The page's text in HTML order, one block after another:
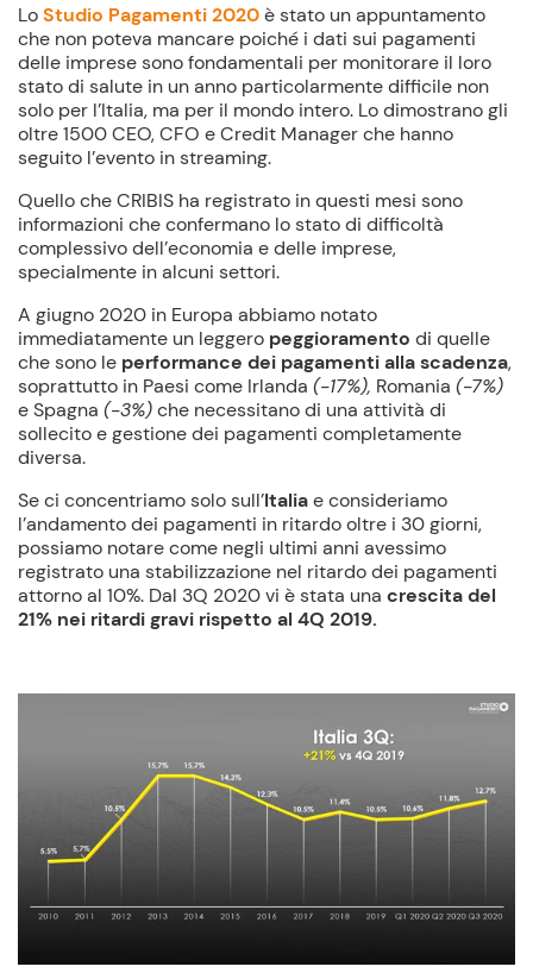
LoStudio Pagamenti 2020è stato un appuntamento
che non poteva mancare poiché i dati sui pagamenti
delle imprese sono fondamentali per monitorare il loro
stato di salute in un anno particolarmente difficile non
solo per l’Italia, ma per il mondo intero. Lo dimostrano gli
oltre 1500 CEO, CFO e Credit Manager che hanno
seguito l’evento in streaming.
Quello che CRIBIS ha registrato in questi mesi sono
informazioni che confermano lo stato di difficoltà
complessivo dell’economia e delle imprese,
specialmente in alcuni settori.
A giugno 2020 in Europa abbiamo notato
immediatamente un leggero peggioramento di quelle
che sono le performance dei pagamenti alla scadenza,
soprattutto in Paesi come Irlanda (-17%), Romania (-7%)
e Spagna (-3%)che necessitano di una attività di
sollecito e gestione dei pagamenti completamente
diversa.
Se ci concentriamo solo sull’Italiae consideriamo
l’andamento dei pagamenti in ritardo oltre i 30 giorni,
possiamo notare come negli ultimi anni avessimo
registrato una stabilizzazione nel ritardo dei pagamenti
attorno al 10%. Dal 3Q 2020 vi è stata una crescita del
21% nei ritardi gravi rispetto al 4Q 2019.